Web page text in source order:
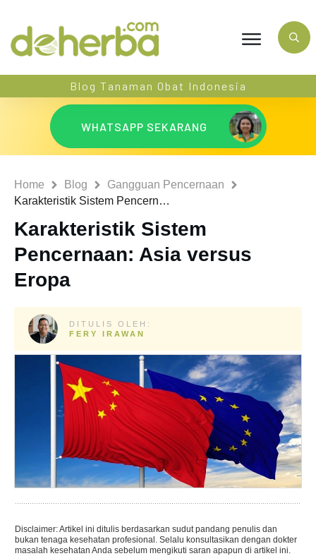
Blog Tanaman Obat Indonesia
WHATSAPP SEKARANG
Home Blog
Gangguan Pencernaan
Karakteristik Sistem Pencernaan: Asia versus Eropa
Karakteristik Sistem
Pencernaan: Asia versus
Eropa
DITULIS OLEH:
FERY IRAWAN
Disclaimer: Artikel ini ditulis berdasarkan sudut pandang penulis dan
bukan tenaga kesehatan profesional. Selalu konsultasikan dengan dokter
masalah kesehatan Anda sebelum mengikuti saran apapun di artikel ini.